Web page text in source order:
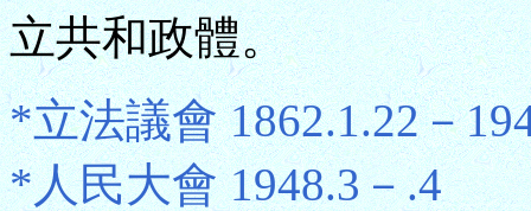
立共和政體。
*立法議會 1862.1.22－
*人民大會 1948.3－.4